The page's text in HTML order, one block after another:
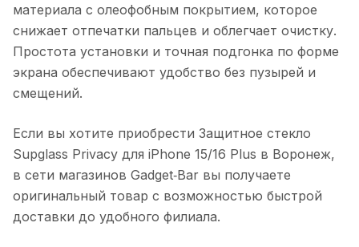
материала с олеофобным покрытием, которое
снижает отпечатки пальцев и облегчает очистку.
Простота установки и точная подгонка по форме
экрана обеспечивают удобство без пузырей и
смещений.
Если вы хотите приобрести Защитное стекло
Supglass Privacy для iPhone 15/16 Plus в Воронеж,
в сети магазинов Gadget‑Bar вы получаете
оригинальный товар с возможностью быстрой
доставки до удобного филиала.